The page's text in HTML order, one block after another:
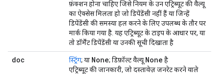
फ़ंक्शन होना चाहिए जिसे नियम के उन एट्रिब्यूट की वैल्यू
का ऐक्सेस मिलता हो जो डिपेंडेंसी नहीं हैं या जिन्हें
डिपेंडेंसी की समस्या हल करने के लिए उपलब्ध के तौर पर
मार्क किया गया है. यह एट्रिब्यूट के टाइप के आधार पर, या
तो डॉर्मेंट डिपेंडेंसी या उनकी सूची दिखाता है
doc स्ट्रिंग; या None; डिफ़ॉल्ट वैल्यू None है
एट्रिब्यूट की जानकारी, जो दस्तावेज़ जनरेट करने वाले